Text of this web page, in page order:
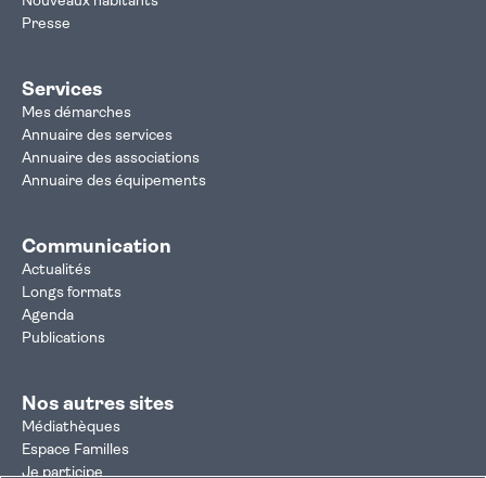
Presse
Services
Mes démarches
Annuaire des services
Annuaire des associations
Annuaire des équipements
Communication
Actualités
Longs formats
Agenda
Publications
Nos autres sites
Médiathèques
Espace Familles
Je participe